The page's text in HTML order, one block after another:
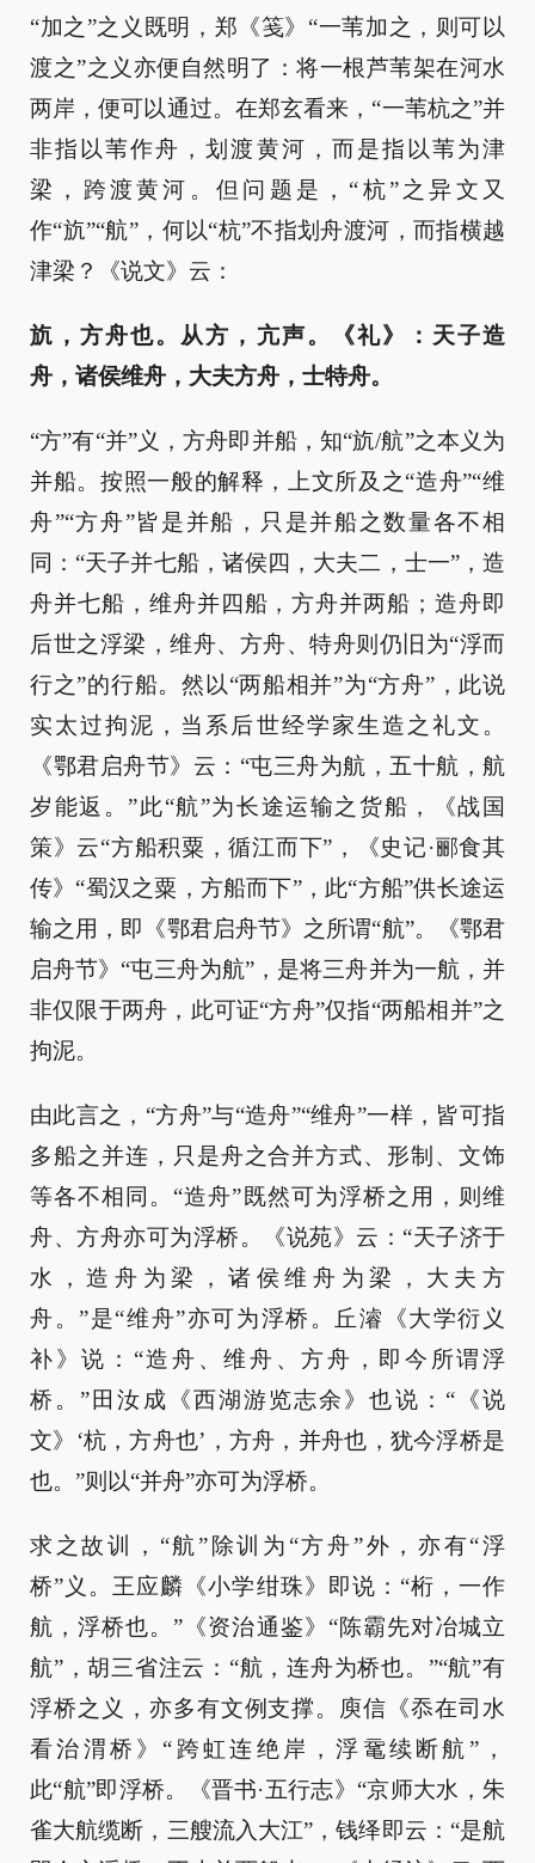
“加之”之义既明，郑《笺》“一苇加之，则可以
渡之”之义亦便自然明了：将一根芦苇架在河水
两岸，便可以通过。在郑玄看来，“一苇杭之”并
非指以苇作舟，划渡黄河，而是指以苇为津
梁，跨渡黄河。但问题是，“杭”之异文又
作“斻”“航”，何以“杭”不指划舟渡河，而指横越
津梁？《说文》云：
斻，方舟也。从方，亢声。《礼》：天子造
舟，诸侯维舟，大夫方舟，士特舟。
“方”有“并”义，方舟即并船，知“斻/航”之本义为
并船。按照一般的解释，上文所及之“造舟”“维
舟”“方舟”皆是并船，只是并船之数量各不相
同：“天子并七船，诸侯四，大夫二，士一”，造
舟并七船，维舟并四船，方舟并两船；造舟即
后世之浮梁，维舟、方舟、特舟则仍旧为“浮而
行之”的行船。然以“两船相并”为“方舟”，此说
实太过拘泥，当系后世经学家生造之礼文。
《鄂君启舟节》云：“屯三舟为航，五十航，航
岁能返。”此“航”为长途运输之货船，《战国
策》云“方船积粟，循江而下”，《史记·郦食其
传》“蜀汉之粟，方船而下”，此“方船”供长途运
输之用，即《鄂君启舟节》之所谓“航”。《鄂君
启舟节》“屯三舟为航”，是将三舟并为一航，并
非仅限于两舟，此可证“方舟”仅指“两船相并”之
拘泥。
由此言之，“方舟”与“造舟”“维舟”一样，皆可指
多船之并连，只是舟之合并方式、形制、文饰
等各不相同。“造舟”既然可为浮桥之用，则维
舟、方舟亦可为浮桥。《说苑》云：“天子济于
水，造舟为梁，诸侯维舟为梁，大夫方
舟。”是“维舟”亦可为浮桥。丘濬《大学衍义
补》说：“造舟、维舟、方舟，即今所谓浮
桥。”田汝成《西湖游览志余》也说：“《说
文》‘杭，方舟也’，方舟，并舟也，犹今浮桥是
也。”则以“并舟”亦可为浮桥。
求之故训，“航”除训为“方舟”外，亦有“浮
桥”义。王应麟《小学绀珠》即说：“桁，一作
航，浮桥也。”《资治通鉴》“陈霸先对冶城立
航”，胡三省注云：“航，连舟为桥也。”“航”有
浮桥之义，亦多有文例支撑。庾信《忝在司水
看治渭桥》“跨虹连绝岸，浮鼋续断航”，
此“航”即浮桥。《晋书·五行志》“京师大水，朱
雀大航缆断，三艘流入大江”，钱绎即云：“是航